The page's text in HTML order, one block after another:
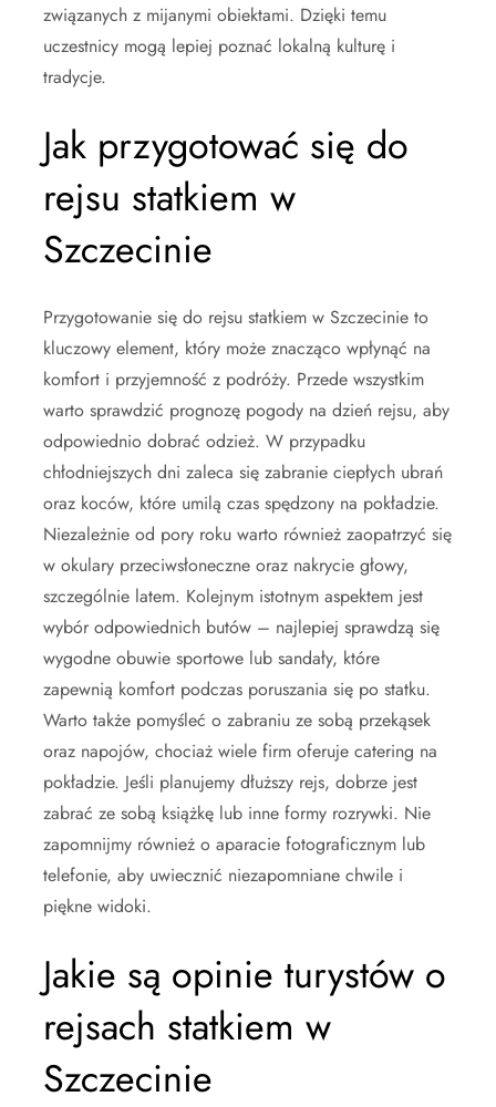
związanych z mijanymi obiektami. Dzięki temu
uczestnicy mogą lepiej poznać lokalną kulturę i
tradycje.
Jak przygotować się do
rejsu statkiem w
Szczecinie
Przygotowanie się do rejsu statkiem w Szczecinie to
kluczowy element, który może znacząco wpłynąć na
komfort i przyjemność z podróży. Przede wszystkim
warto sprawdzić prognozę pogody na dzień rejsu, aby
odpowiednio dobrać odzież. W przypadku
chłodniejszych dni zaleca się zabranie ciepłych ubrań
oraz koców, które umilą czas spędzony na pokładzie.
Niezależnie od pory roku warto również zaopatrzyć się
w okulary przeciwsłoneczne oraz nakrycie głowy,
szczególnie latem. Kolejnym istotnym aspektem jest
wybór odpowiednich butów – najlepiej sprawdzą się
wygodne obuwie sportowe lub sandały, które
zapewnią komfort podczas poruszania się po statku.
Warto także pomyśleć o zabraniu ze sobą przekąsek
oraz napojów, chociaż wiele firm oferuje catering na
pokładzie. Jeśli planujemy dłuższy rejs, dobrze jest
zabrać ze sobą książkę lub inne formy rozrywki. Nie
zapomnijmy również o aparacie fotograficznym lub
telefonie, aby uwiecznić niezapomniane chwile i
piękne widoki.
Jakie są opinie turystów o
rejsach statkiem w
Szczecinie